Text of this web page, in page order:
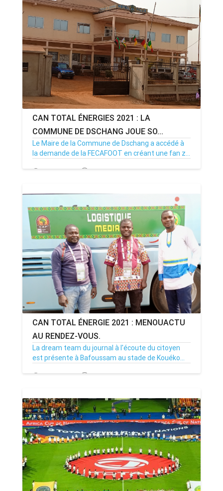
CAN TOTAL ÉNERGIES 2021 : LA
COMMUNE DE DSCHANG JOUE SO...
Le Maire de la Commune de Dschang a accédé à
la demande de la FECAFOOT en créant une fan z...
06/01/22 Par MenouActu 2
CAN TOTAL ÉNERGIE 2021 : MENOUACTU
AU RENDEZ-VOUS.
La dream team du journal à l'écoute du citoyen
est présente à Bafoussam au stade de Kouéko...
06/01/22 Par MenouActu 1